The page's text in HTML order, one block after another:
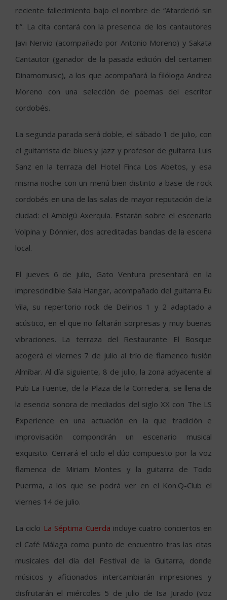
reciente fallecimiento bajo el nombre de “Atardeció sin
ti”. La cita contará con la presencia de los cantautores
Javi Nervio (acompañado por Antonio Moreno) y Sakata
Cantautor (ganador de la pasada edición del certamen
Dinamomusic), a los que acompañará la filóloga Andrea
Moreno con una selección de poemas del escritor
cordobés.
La segunda parada será doble, el sábado 1 de julio, con
el guitarrista de blues y jazz y profesor de guitarra Luis
Sanz en la terraza del Hotel Finca Los Abetos, y esa
misma noche con un menú bien distinto a base de rock
cordobés en una de las salas de mayor reputación de la
ciudad: el Ambigú Axerquía. Estarán sobre el escenario
Volpina y Dónnier, dos acreditadas bandas de la escena
local.
El jueves 6 de julio, Gato Ventura presentará en la
imprescindible Sala Hangar, acompañado del guitarra Eu
Vila, su repertorio rock de Delirios 1 y 2 adaptado a
acústico, en el que no faltarán sorpresas y muy buenas
vibraciones. La terraza del Restaurante El Bosque
acogerá el viernes 7 de julio al trío de flamenco fusión
Almíbar. Al día siguiente, 8 de julio, la zona adyacente al
Pub La Fuente, de la Plaza de la Corredera, se llena de
la esencia sonora de mediados del siglo XX con The LS
Experience en una actuación en la que tradición e
improvisación compondrán un escenario musical
exquisito. Cerrará el ciclo el dúo compuesto por la voz
flamenca de Miriam Montes y la guitarra de Todo
Puerma, a los que se podrá ver en el Kon.Q-Club el
viernes 14 de julio.
La ciclo La Séptima Cuerda incluye cuatro conciertos en
el Café Málaga como punto de encuentro tras las citas
musicales del día del Festival de la Guitarra, donde
músicos y aficionados intercambiarán impresiones y
disfrutarán el miércoles 5 de julio de Isa Jurado (voz